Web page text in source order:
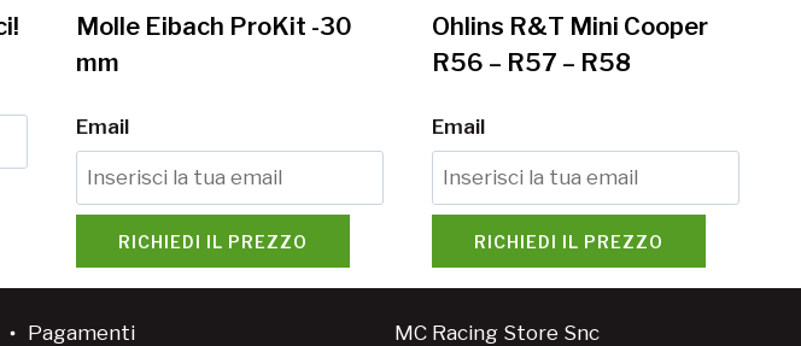
Molle Eibach ProKit -30
mm
Email
RICHIEDI IL PREZZO
Ohlins R&T Mini Cooper
R56 – R57 – R58
Email
RICHIEDI IL PREZZO
Pagamenti
MC Racing Store Snc